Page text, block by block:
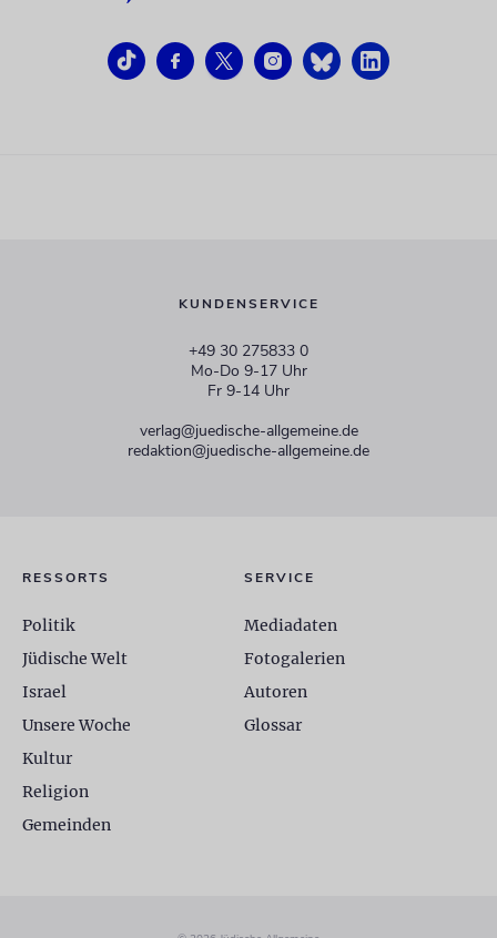
KUNDENSERVICE
+49 30 275833 0
Mo-Do 9-17 Uhr
Fr 9-14 Uhr
verlag@juedische-allgemeine.de
redaktion@juedische-allgemeine.de
RESSORTS
Politik
Jüdische Welt
Israel
Unsere Woche
Kultur
Religion
Gemeinden
SERVICE
Mediadaten
Fotogalerien
Autoren
Glossar